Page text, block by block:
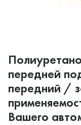
передней
передний /
Вашего